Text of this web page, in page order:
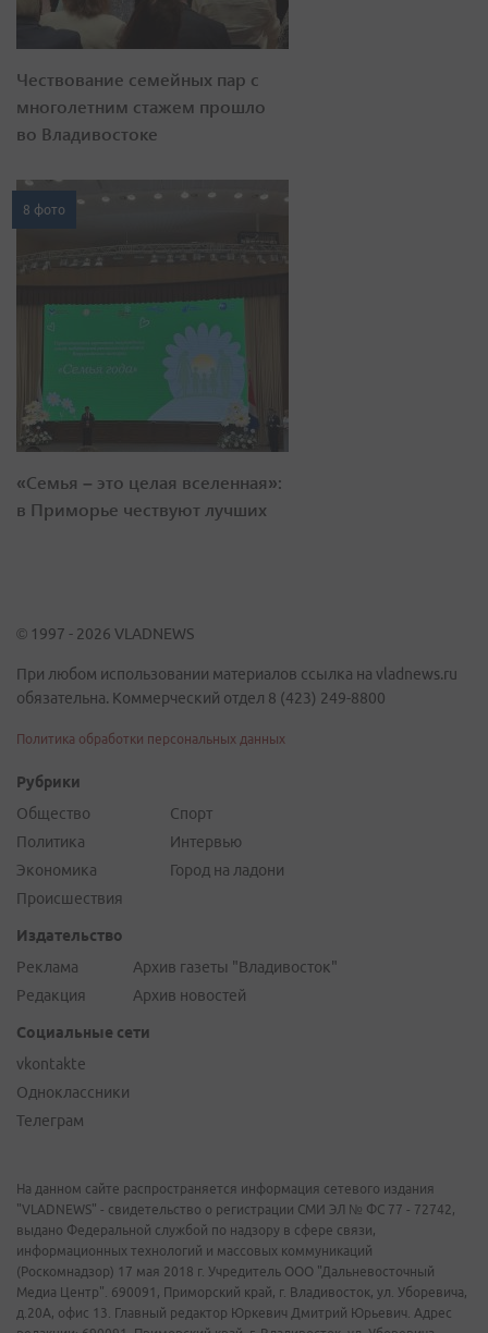
Чествование семейных пар с
многолетним стажем прошло
во Владивостоке
8 фото
«Семья – это целая вселенная»:
в Приморье чествуют лучших
© 1997 - 2026 VLADNEWS
При любом использовании материалов ссылка на vladnews.ru
обязательна. Коммерческий отдел 8 (423) 249-8800
Политика обработки персональных данных
Рубрики
Общество
Политика
Экономика
Происшествия
Спорт
Интервью
Город на ладони
Издательство
Реклама
Редакция
Архив газеты "Владивосток"
Архив новостей
Социальные сети
vkontakte
Одноклассники
Телеграм
На данном сайте распространяется информация сетевого издания
"VLADNEWS" - свидетельство о регистрации СМИ ЭЛ № ФС 77 - 72742,
выдано Федеральной службой по надзору в сфере связи,
информационных технологий и массовых коммуникаций
(Роскомнадзор) 17 мая 2018 г. Учредитель ООО "Дальневосточный
Медиа Центр". 690091, Приморский край, г. Владивосток, ул. Уборевича,
д.20А, офис 13. Главный редактор Юркевич Дмитрий Юрьевич. Адрес